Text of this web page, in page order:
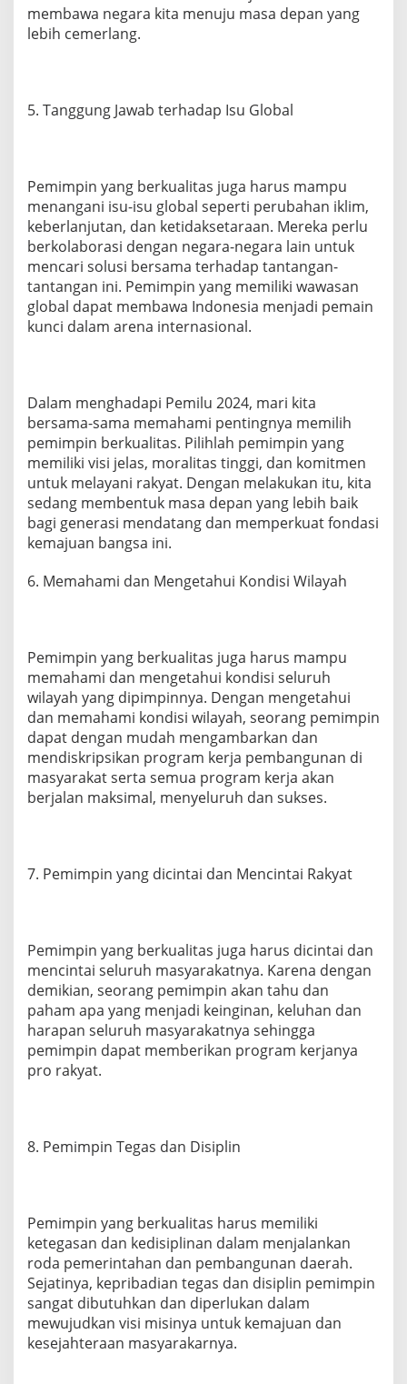
membawa negara kita menuju masa depan yang
lebih cemerlang.
5. Tanggung Jawab terhadap Isu Global
Pemimpin yang berkualitas juga harus mampu
menangani isu-isu global seperti perubahan iklim,
keberlanjutan, dan ketidaksetaraan. Mereka perlu
berkolaborasi dengan negara-negara lain untuk
mencari solusi bersama terhadap tantangan-
tantangan ini. Pemimpin yang memiliki wawasan
global dapat membawa Indonesia menjadi pemain
kunci dalam arena internasional.
Dalam menghadapi Pemilu 2024, mari kita
bersama-sama memahami pentingnya memilih
pemimpin berkualitas. Pilihlah pemimpin yang
memiliki visi jelas, moralitas tinggi, dan komitmen
untuk melayani rakyat. Dengan melakukan itu, kita
sedang membentuk masa depan yang lebih baik
bagi generasi mendatang dan memperkuat fondasi
kemajuan bangsa ini.
6. Memahami dan Mengetahui Kondisi Wilayah
Pemimpin yang berkualitas juga harus mampu
memahami dan mengetahui kondisi seluruh
wilayah yang dipimpinnya. Dengan mengetahui
dan memahami kondisi wilayah, seorang pemimpin
dapat dengan mudah mengambarkan dan
mendiskripsikan program kerja pembangunan di
masyarakat serta semua program kerja akan
berjalan maksimal, menyeluruh dan sukses.
7. Pemimpin yang dicintai dan Mencintai Rakyat
Pemimpin yang berkualitas juga harus dicintai dan
mencintai seluruh masyarakatnya. Karena dengan
demikian, seorang pemimpin akan tahu dan
paham apa yang menjadi keinginan, keluhan dan
harapan seluruh masyarakatnya sehingga
pemimpin dapat memberikan program kerjanya
pro rakyat.
8. Pemimpin Tegas dan Disiplin
Pemimpin yang berkualitas harus memiliki
ketegasan dan kedisiplinan dalam menjalankan
roda pemerintahan dan pembangunan daerah.
Sejatinya, kepribadian tegas dan disiplin pemimpin
sangat dibutuhkan dan diperlukan dalam
mewujudkan visi misinya untuk kemajuan dan
kesejahteraan masyarakarnya.